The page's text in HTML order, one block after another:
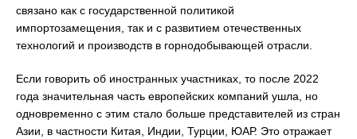
связано как с государственной политикой
импортозамещения, так и с развитием отечественных
технологий и производств в горнодобывающей отрасли.
Если говорить об иностранных участниках, то после 2022
года значительная часть европейских компаний ушла, но
одновременно с этим стало больше представителей из стран
Азии, в частности Китая, Индии, Турции, ЮАР. Это отражает